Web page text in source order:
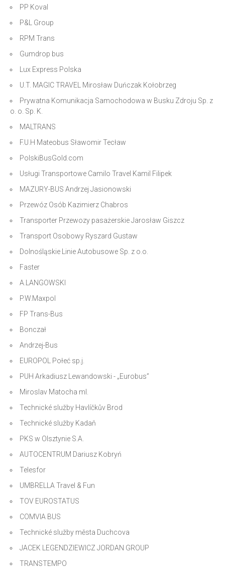
PP Koval
P&L Group
RPM Trans
Gumdrop bus
Lux Express Polska
U.T. MAGIC TRAVEL Mirosław Duńczak Kołobrzeg
Prywatna Komunikacja Samochodowa w Busku Zdroju Sp. z
o. o. Sp. K.
MALTRANS
F.U.H Mateobus Sławomir Tecław
PolskiBusGold.com
Usługi Transportowe Camilo Travel Kamil Filipek
MAZURY-BUS Andrzej Jasionowski
Przewóz Osób Kazimierz Chabros
Transporter Przewozy pasażerskie Jarosław Giszcz
Transport Osobowy Ryszard Gustaw
Dolnośląskie Linie Autobusowe Sp. z o.o.
Faster
A.LANGOWSKI
P.W.Maxpol
FP Trans-Bus
Bonczał
Andrzej-Bus
EUROPOL Połeć sp.j.
PUH Arkadiusz Lewandowski - „Eurobus”
Miroslav Matocha ml.
Technické služby Havlíčkův Brod
Technické služby Kadaň
PKS w Olsztynie S.A.
AUTOCENTRUM Dariusz Kobryń
Telesfor
UMBRELLA Travel & Fun
TOV EUROSTATUS
COMVIA BUS
Technické služby města Duchcova
JACEK LEGENDZIEWICZ JORDAN GROUP
TRANSTEMPO